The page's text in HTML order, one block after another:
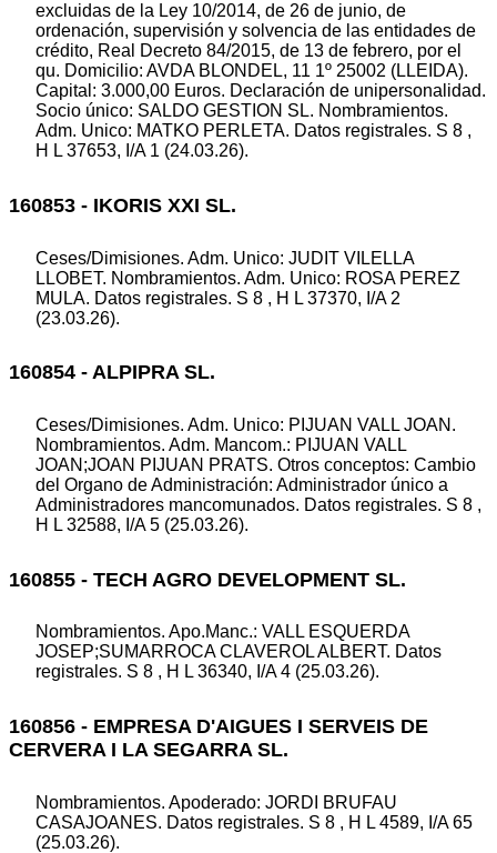
excluidas de la Ley 10/2014, de 26 de junio, de
ordenación, supervisión y solvencia de las entidades de
crédito, Real Decreto 84/2015, de 13 de febrero, por el
qu. Domicilio: AVDA BLONDEL, 11 1º 25002 (LLEIDA).
Capital: 3.000,00 Euros. Declaración de unipersonalidad.
Socio único: SALDO GESTION SL. Nombramientos.
Adm. Unico: MATKO PERLETA. Datos registrales. S 8 ,
H L 37653, I/A 1 (24.03.26).
160853 - IKORIS XXI SL.
Ceses/Dimisiones. Adm. Unico: JUDIT VILELLA
LLOBET. Nombramientos. Adm. Unico: ROSA PEREZ
MULA. Datos registrales. S 8 , H L 37370, I/A 2
(23.03.26).
160854 - ALPIPRA SL.
Ceses/Dimisiones. Adm. Unico: PIJUAN VALL JOAN.
Nombramientos. Adm. Mancom.: PIJUAN VALL
JOAN;JOAN PIJUAN PRATS. Otros conceptos: Cambio
del Organo de Administración: Administrador único a
Administradores mancomunados. Datos registrales. S 8 ,
H L 32588, I/A 5 (25.03.26).
160855 - TECH AGRO DEVELOPMENT SL.
Nombramientos. Apo.Manc.: VALL ESQUERDA
JOSEP;SUMARROCA CLAVEROL ALBERT. Datos
registrales. S 8 , H L 36340, I/A 4 (25.03.26).
160856 - EMPRESA D'AIGUES I SERVEIS DE
CERVERA I LA SEGARRA SL.
Nombramientos. Apoderado: JORDI BRUFAU
CASAJOANES. Datos registrales. S 8 , H L 4589, I/A 65
(25.03.26).